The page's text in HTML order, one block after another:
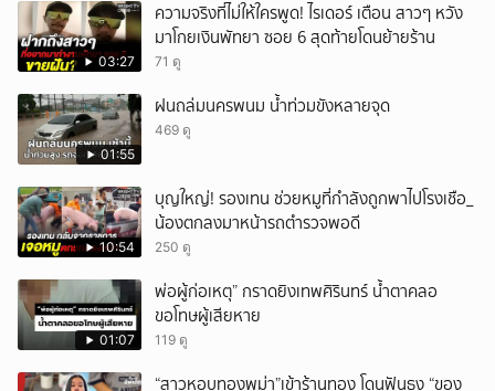
03:27
ความจริงที่ไม่ให้ใครพูด! ไรเดอร์ เตือน สาวๆ หวัง
มาโกยเงินพัทยา ซอย 6 สุดท้ายโดนย้ายร้าน
71 ดู
01:55
ฝนถล่มนครพนม น้ำท่วมขังหลายจุด
469 ดู
10:54
บุญใหญ่! รองเทน ช่วยหมูที่กำลังถูกพาไปโรงเชือ_
น้องตกลงมาหน้ารถตำรวจพอดี
250 ดู
01:07
พ่อผู้ก่อเหตุ” กราดยิงเทพศิรินทร์ น้ำตาคลอ
ขอโทษผู้เสียหาย
119 ดู
“สาวหอบทองพม่า”เข้าร้านทอง โดนฟันธง “ของ